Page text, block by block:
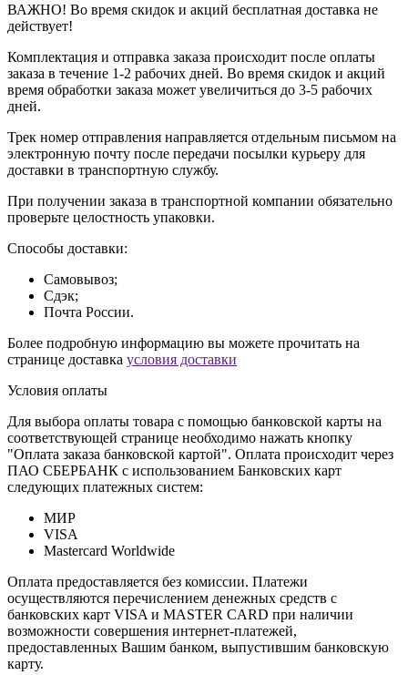
ВАЖНО! Во время скидок и акций бесплатная доставка не
действует!
Комплектация и отправка заказа происходит после оплаты
заказа в течение 1-2 рабочих дней. Во время скидок и акций
время обработки заказа может увеличиться до 3-5 рабочих
дней.
Трек номер отправления направляется отдельным письмом на
электронную почту после передачи посылки курьеру для
доставки в транспортную службу.
При получении заказа в транспортной компании обязательно
проверьте целостность упаковки.
Способы доставки:
Самовывоз;
Сдэк;
Почта России.
Более подробную информацию вы можете прочитать на
странице доставка условия доставки
Условия оплаты
Для выбора оплаты товара с помощью банковской карты на
соответствующей странице необходимо нажать кнопку
"Оплата заказа банковской картой". Оплата происходит через
ПАО СБЕРБАНК с использованием Банковских карт
следующих платежных систем:
МИР
VISA
Mastercard Worldwide
Оплата предоставляется без комиссии. Платежи
осуществляются перечислением денежных средств с
банковских карт VISA и MASTER CARD при наличии
возможности совершения интернет-платежей,
предоставленных Вашим банком, выпустившим банковскую
карту.